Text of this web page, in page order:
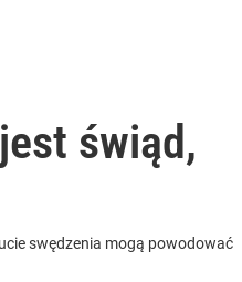
świąd,
swędzenia mogą powodować